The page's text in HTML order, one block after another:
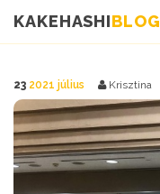
KAKEHASHIBLOG
23 2021 július Krisztina